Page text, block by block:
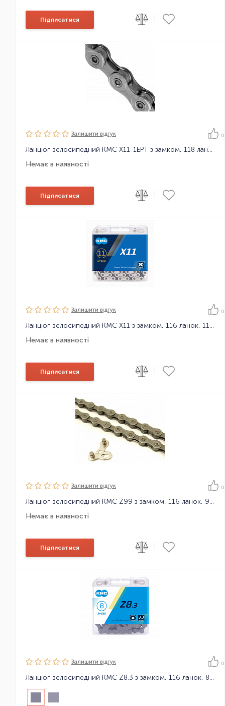
Підписатися
Залишити вiдгук 0
Ланцюг велосипедний KMC X11-1EPT з замком, 118 ланок
Немає в наявності
Підписатися
Залишити вiдгук 0
Ланцюг велосипедний KMC X11 з замком, 116 ланок, 11 зірок
Немає в наявності
Підписатися
Залишити вiдгук 0
Ланцюг велосипедний KMC Z99 з замком, 116 ланок, 9 зірок
Немає в наявності
Підписатися
Залишити вiдгук 0
Ланцюг велосипедний KMC Z8.3 з замком, 116 ланок, 8 зірок